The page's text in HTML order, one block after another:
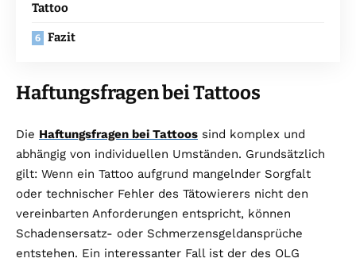
Tattoo
Fazit
Haftungsfragen bei Tattoos
Die Haftungsfragen bei Tattoos sind komplex und
abhängig von individuellen Umständen. Grundsätzlich
gilt: Wenn ein Tattoo aufgrund mangelnder Sorgfalt
oder technischer Fehler des Tätowierers nicht den
vereinbarten Anforderungen entspricht, können
Schadensersatz- oder Schmerzensgeldansprüche
entstehen. Ein interessanter Fall ist der des OLG